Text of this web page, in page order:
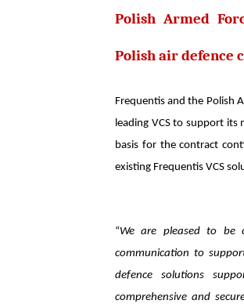
Polish Armed
Polish air defence
Frequentis and the Polish
leading VCS to support
basis for the contract
existing Frequentis VCS
“We are pleased to be
communication to
defence solutions
comprehensive and